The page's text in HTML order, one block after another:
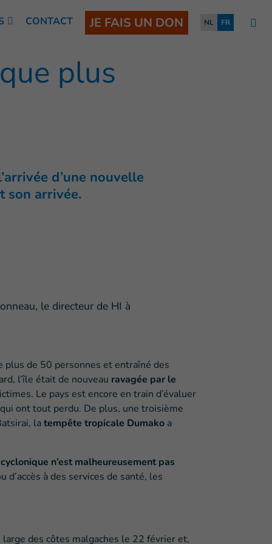
CONTACT JE FAIS UN DON NL FR
plus
d’une nouvelle
son arrivée.
le directeur de HI à
plus de 50 personnes et entraîné des
l’île était de nouveau ravagée par le
Le pays est encore en train d’évaluer
ont tout perdu. De plus, une troisième
latempête tropicale Dumako a
n’est malheureusement pas
à des services de santé, les
des côtes malgaches le 22 février et,